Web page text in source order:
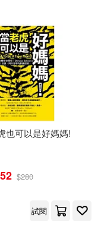
也可以是好媽媽!
$280
試閱